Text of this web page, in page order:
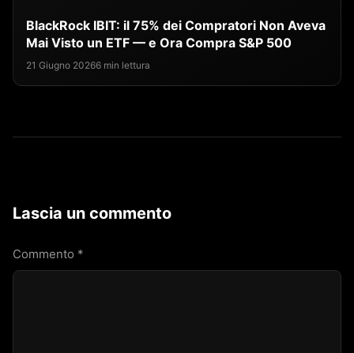
BlackRock IBIT: il 75% dei Compratori Non Aveva
Mai Visto un ETF — e Ora Compra S&P 500
21 Giugno 20266 min lettura
Lascia un commento
Commento *